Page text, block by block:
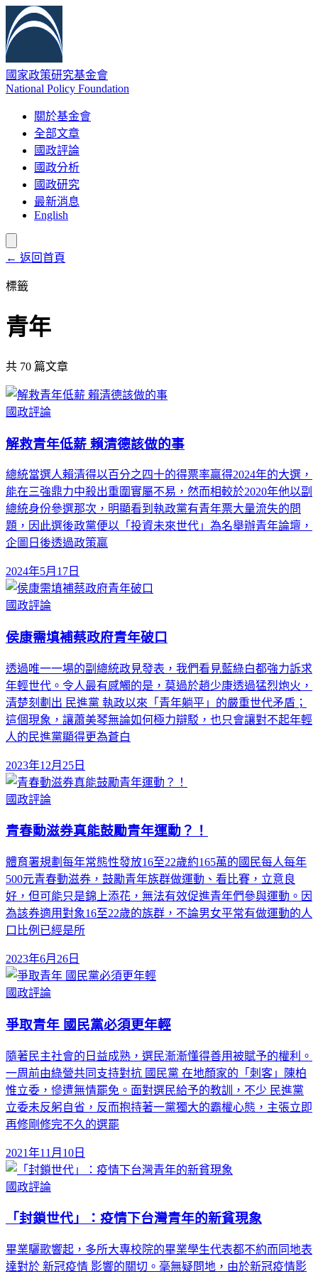
國家政策研究基金會
National Policy Foundation
關於基金會
全部文章
國政評論
國政分析
國政研究
最新消息
English
← 返回首頁
標籤
青年
共 70 篇文章
國政評論
解救青年低薪 賴清德該做的事
總統當選人賴清得以百分之四十的得票率贏得2024年的大選，
能在三強鼎力中殺出重圍實屬不易，然而相較於2020年他以副
總統身份參選那次，明顯看到執政黨有青年票大量流失的問
題，因此選後政黨便以「投資未來世代」為名舉辦青年論壇，
企圖日後透過政策贏
2024年5月17日
國政評論
侯康需填補蔡政府青年破口
透過唯一一場的副總統政見發表，我們看見藍綠白都強力訴求
年輕世代。令人最有感觸的是，莫過於趙少康透過猛烈炮火，
清楚刻劃出 民進黨 執政以來「青年躺平」的嚴重世代矛盾；
這個現象，讓蕭美琴無論如何極力辯駁，也只會讓對不起年輕
人的民進黨顯得更為蒼白
2023年12月25日
國政評論
青春動滋券真能鼓勵青年運動？！
體育署規劃每年常態性發放16至22歲約165萬的國民每人每年
500元青春動滋券，鼓勵青年族群做運動、看比賽，立意良
好，但可能只是錦上添花，無法有效促進青年們參與運動。因
為該券適用對象16至22歲的族群，不論男女平常有做運動的人
口比例已經是所
2023年6月26日
國政評論
爭取青年 國民黨必須更年輕
隨著民主社會的日益成熟，選民漸漸懂得善用被賦予的權利。
一周前由綠營共同支持對抗 國民黨 在地顏家的「刺客」陳柏
惟立委，慘遭無情罷免。面對選民給予的教訓，不少 民進黨
立委未反躬自省，反而抱持著一黨獨大的霸權心態，主張立即
再修剛修完不久的選罷
2021年11月10日
國政評論
「封鎖世代」：疫情下台灣青年的新貧現象
畢業驪歌響起，多所大專校院的畢業學生代表都不約而同地表
達對於 新冠疫情 影響的關切。毫無疑問地，由於新冠疫情影